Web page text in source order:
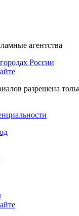
агентства
России
разрешена